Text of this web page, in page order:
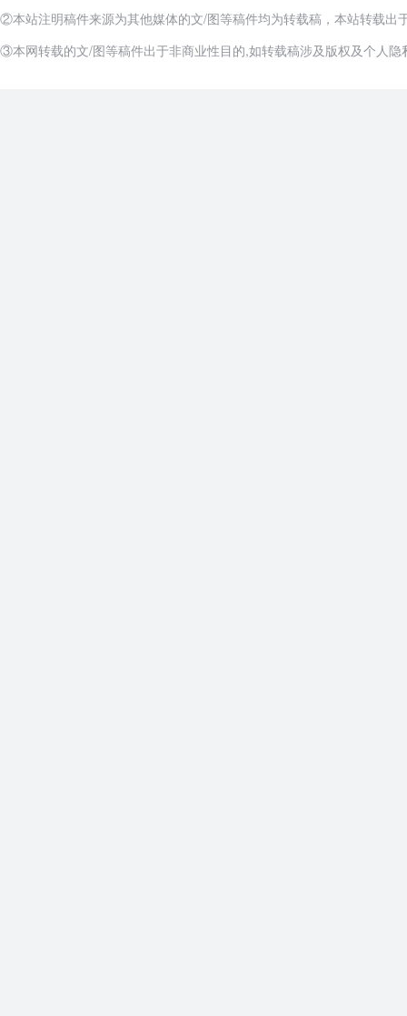
②本站注明稿件来源为其他媒体的文/图等稿件均为转载稿，本站转载
③本网转载的文/图等稿件出于非商业性目的,如转载稿涉及版权及个人